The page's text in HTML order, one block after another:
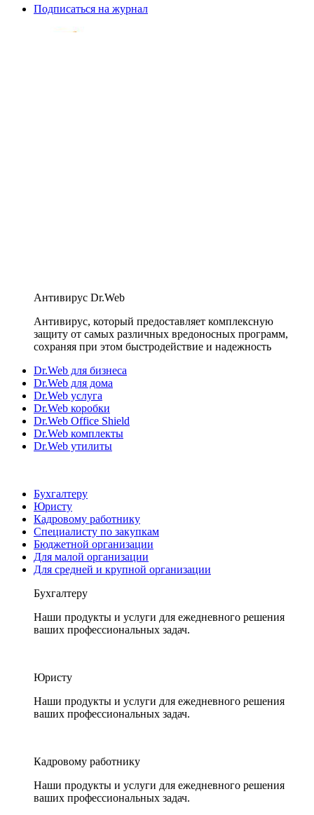
Подписаться на журнал
Антивирус Dr.Web
Антивирус, который предоставляет комплексную
защиту от самых различных вредоносных программ,
сохраняя при этом быстродействие и надежность
Dr.Web для бизнеса
Dr.Web для дома
Dr.Web услуга
Dr.Web коробки
Dr.Web Office Shield
Dr.Web комплекты
Dr.Web утилиты
Бухгалтеру
Юристу
Кадровому работнику
Специалисту по закупкам
Бюджетной организации
Для малой организации
Для средней и крупной организации
Бухгалтеру
Наши продукты и услуги для ежедневного решения
ваших профессиональных задач.
Юристу
Наши продукты и услуги для ежедневного решения
ваших профессиональных задач.
Кадровому работнику
Наши продукты и услуги для ежедневного решения
ваших профессиональных задач.